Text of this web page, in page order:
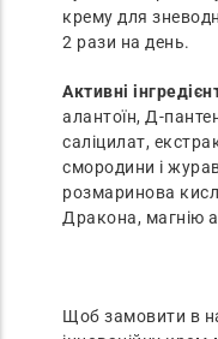
крему для
2 рази на день.
Активні
алантоїн, Д-
саліцилат,
смородини і
розмаринова
Дракона, магнію
Щоб замовити в